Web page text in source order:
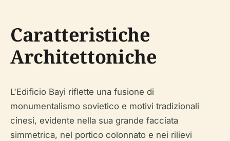
Caratteristiche
Architettoniche
L'Edificio Bayi riflette una fusione di
monumentalismo sovietico e motivi tradizionali
cinesi, evidente nella sua grande facciata
simmetrica, nel portico colonnato e nei rilievi